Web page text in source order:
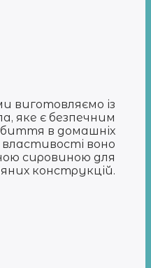
виготовляємо із
яке є безпечним
в домашніх
воно
сировиною для
конструкцій.